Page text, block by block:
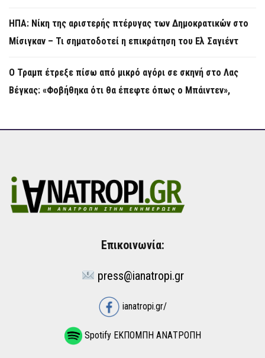
ΗΠΑ: Νίκη της αριστερής πτέρυγας των Δημοκρατικών στο
Μίσιγκαν – Τι σηματοδοτεί η επικράτηση του Ελ Σαγιέντ
Ο Τραμπ έτρεξε πίσω από μικρό αγόρι σε σκηνή στο Λας
Βέγκας: «Φοβήθηκα ότι θα έπεφτε όπως ο Μπάιντεν»,
Επικοινωνία:
press@ianatropi.gr
ianatropi.gr/
Spotify ΕΚΠΟΜΠΗ ΑΝΑΤΡΟΠΗ